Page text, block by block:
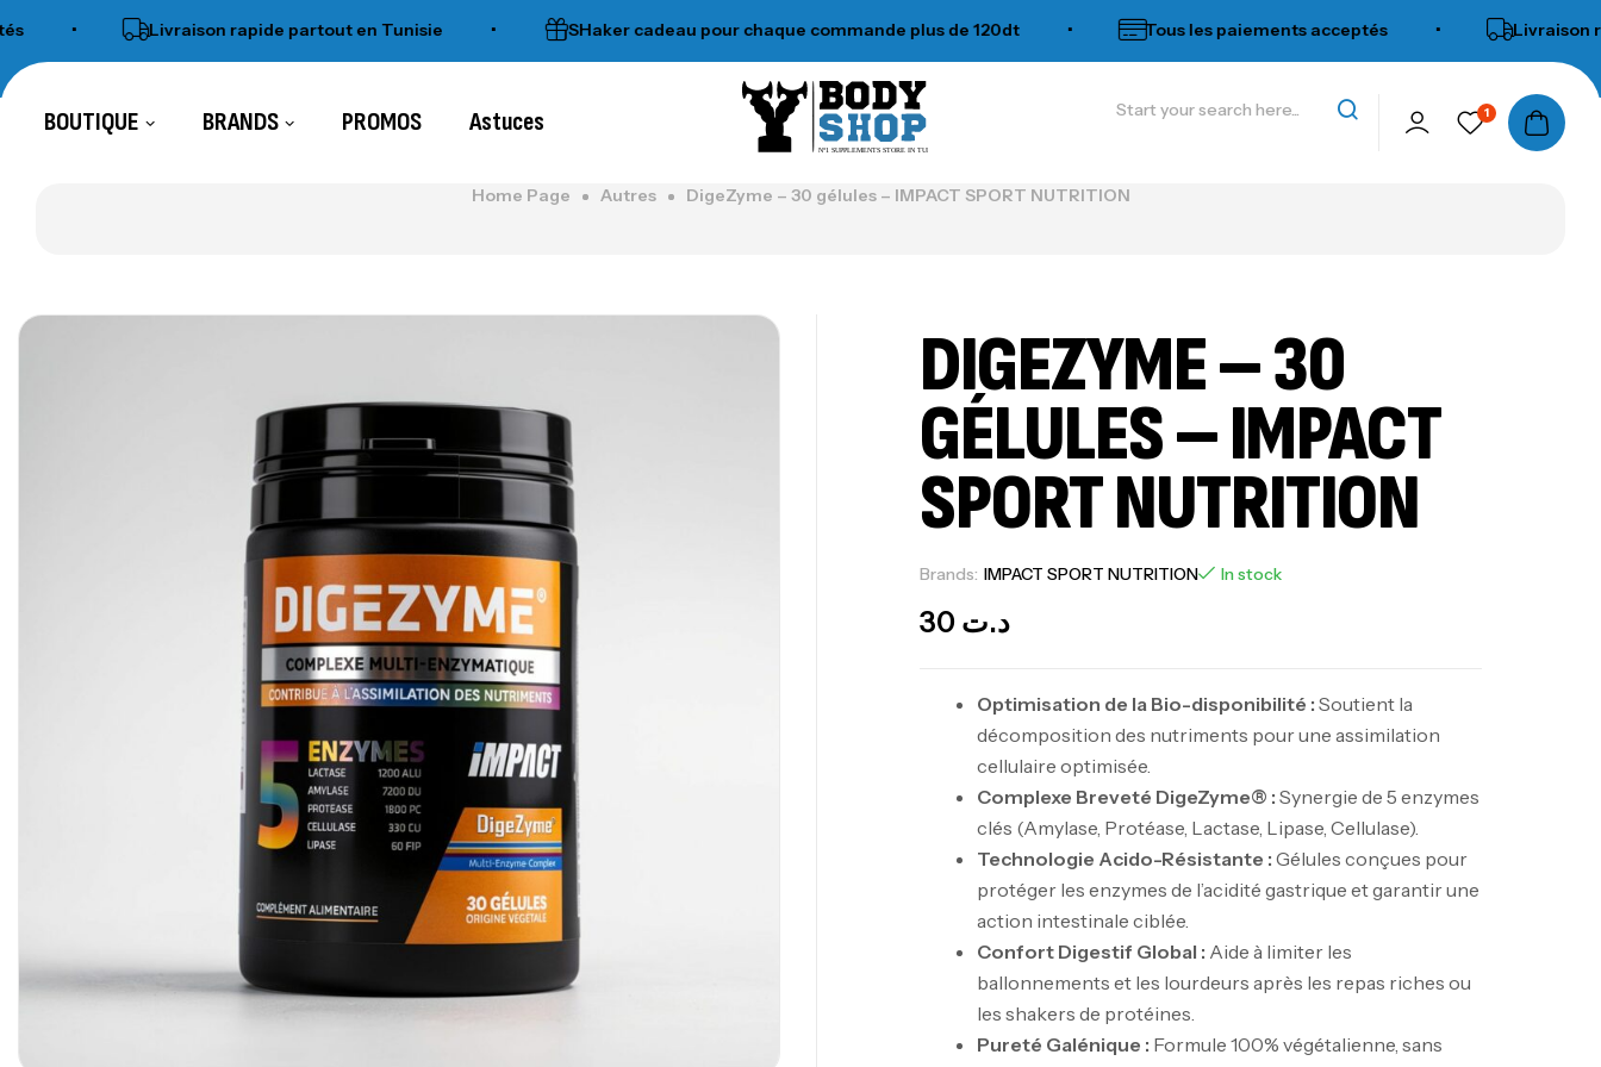
• Livraison rapide partout en Tunisie • SHaker cadeau pour chaque commande plus de 120dt • Tous les paiements acceptés • Livraison
BOUTIQUE BRANDS PROMOS Astuces
N°1 SUPPLEMENTS STORE IN TUNISIA
1
Home Page Autres DigeZyme – 30 gélules – IMPACT SPORT NUTRITION
DIGEZYME – 30
GÉLULES – IMPACT
SPORT NUTRITION
Brands: IMPACT SPORT NUTRITION In stock
د.ت 30
Optimisation de la Bio-disponibilité : Soutient la
décomposition des nutriments pour une assimilation
cellulaire optimisée.
Complexe Breveté DigeZyme® : Synergie de 5 enzymes
clés (Amylase, Protéase, Lactase, Lipase, Cellulase).
Technologie Acido-Résistante : Gélules conçues pour
protéger les enzymes de l’acidité gastrique et garantir une
action intestinale ciblée.
Confort Digestif Global : Aide à limiter les
ballonnements et les lourdeurs après les repas riches ou
les shakers de protéines.
Pureté Galénique : Formule 100% végétalienne, sans